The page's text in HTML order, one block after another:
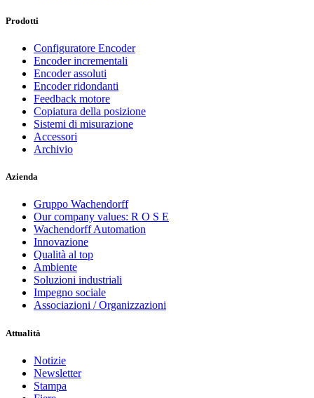
Prodotti
Configuratore Encoder
Encoder incrementali
Encoder assoluti
Encoder ridondanti
Feedback motore
Copiatura della posizione
Sistemi di misurazione
Accessori
Archivio
Azienda
Gruppo Wachendorff
Our company values: R O S E
Wachendorff Automation
Innovazione
Qualità al top
Ambiente
Soluzioni industriali
Impegno sociale
Associazioni / Organizzazioni
Attualità
Notizie
Newsletter
Stampa